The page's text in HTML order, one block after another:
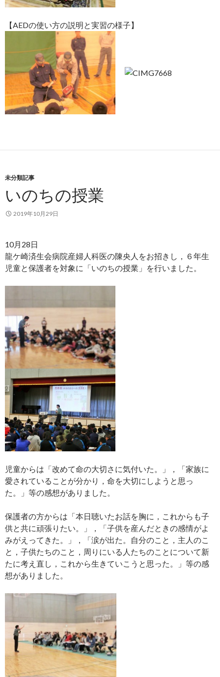
【AEDの使い方の説明と実習の様子】
未分類記事
いのちの授業
2019年10月29日
10月28日
龍ケ崎済生会病院産婦人科医の陳央人をお招きし，６年生
児童と保護者を対象に「いのちの授業」を行いました。
児童からは「改めて命の大切さに気付いた。」，「家族に
愛されていることが分かり，命を大切にしようと思っ
た。」等の感想がありました。
保護者の方からは「本日聴いたお話を胸に，これからも子
供と共に頑張りたい。」，「子供を産んだときの感情がよ
みがえってきた。」，「涙が出た。自分のこと，主人のこ
と，子供たちのこと，周りにいる人たちのことについて新
たに考え直し，これから生きていこうと思った。」等の感
想がありました。